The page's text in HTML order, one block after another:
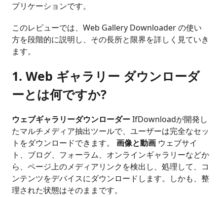
プリケーションです。
このレビューでは、Web Gallery Downloader の使い
方を段階的に説明し、その長所と限界を詳しく見ていき
ます。
1. Web ギャラリー ダウンローダ
ーとは何ですか?
ウェブギャラリーダウンローダーIfDownloadが開発し
たマルチメディア抽出ツールで、ユーザーは完全なセッ
トをダウンロードできます。 画像と動画 ウェブサイ
ト、ブログ、フォーラム、オンラインギャラリーなどか
ら、ページ上のメディアリンクを検出し、処理して、コ
ンテンツをデバイスにダウンロードします。しかも、整
理された状態はそのままです。